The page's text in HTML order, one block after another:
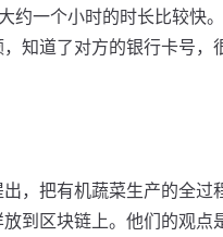
一个小时的时长比较快
知道了对方的银行卡号，
，把有机蔬菜生产的全过
到区块链上。他们的观点